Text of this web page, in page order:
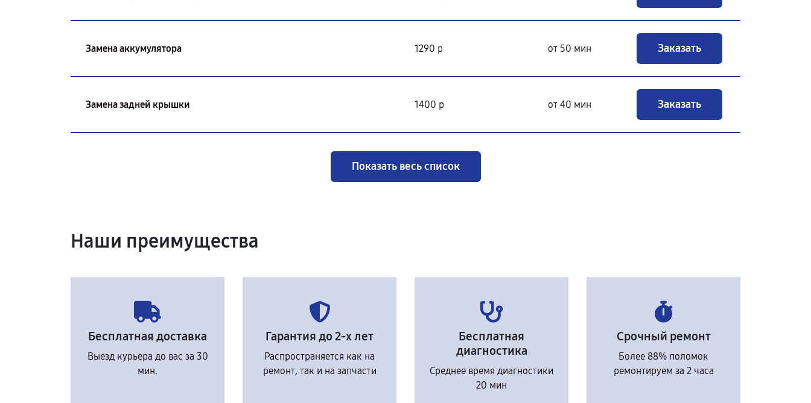
Замена аккумулятора 1290 р от 50 мин Заказать
Замена задней крышки 1400 р от 40 мин Заказать
Показать весь список
Наши преимущества
Бесплатная доставка
Выезд курьера до вас за 30
мин.
Гарантия до 2-х лет
Распространяется как на
ремонт, так и на запчасти
Бесплатная
диагностика
Среднее время диагностики
20 мин
Срочный ремонт
Более 88% поломок
ремонтируем за 2 часа